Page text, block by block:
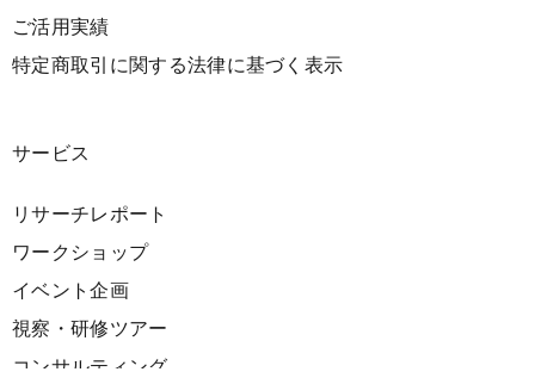
ご活用実績
特定商取引に関する法律に基づく表示
サービス
リサーチレポート
ワークショップ
イベント企画
視察・研修ツアー
コンサルティング